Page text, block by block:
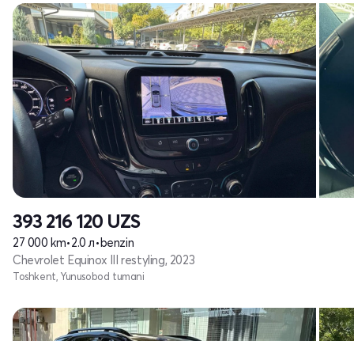
393 216 120 UZS
27 000 km•2.0 л•benzin
Chevrolet Equinox III restyling, 2023
Toshkent, Yunusobod tumani